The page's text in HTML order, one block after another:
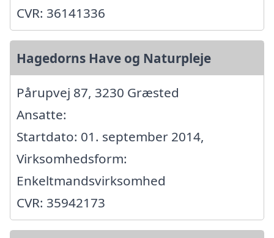
CVR: 36141336
Hagedorns Have og Naturpleje
Pårupvej 87, 3230 Græsted
Ansatte:
Startdato: 01. september 2014,
Virksomhedsform:
Enkeltmandsvirksomhed
CVR: 35942173